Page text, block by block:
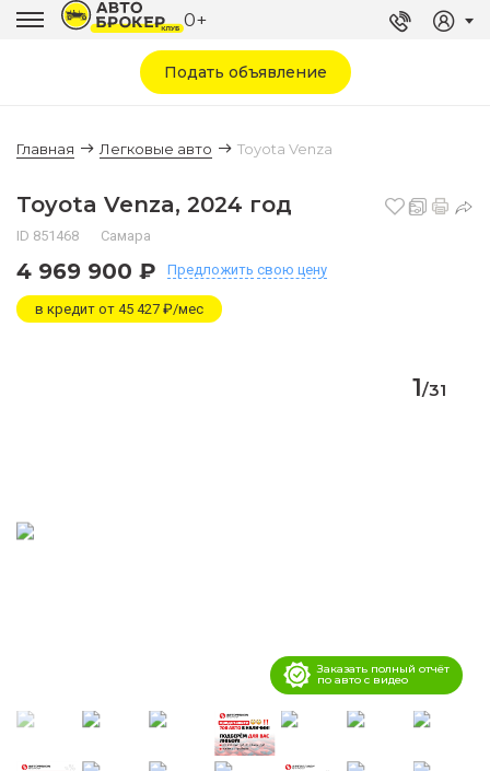
0+
Подать объявление
Главная Легковые авто Toyota Venza
Toyota Venza, 2024 год
ID 851468 Самара
4 969 900 ₽ Предложить свою цену
в кредит от 45 427 ₽/мес
Заказать полный отчёт
по авто с видео
1/31